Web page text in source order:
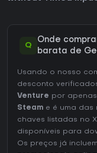
Q
Onde
barata de
Usando o nosso
desconto
Venture por apenas
Steam e é uma das
chaves listadas no
disponíveis para
Os preços já